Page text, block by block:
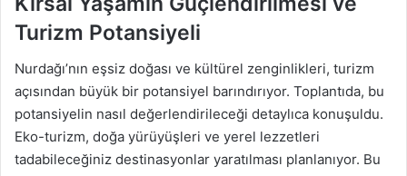
Turizm Potansiyeli
Nurdağı’nın eşsiz doğası ve kültürel zenginlikleri, turizm
açısından büyük bir potansiyel barındırıyor. Toplantıda, bu
potansiyelin nasıl değerlendirileceği detaylıca konuşuldu.
Eko-turizm, doğa yürüyüşleri ve yerel lezzetleri
tadabileceğiniz destinasyonlar yaratılması planlanıyor. Bu